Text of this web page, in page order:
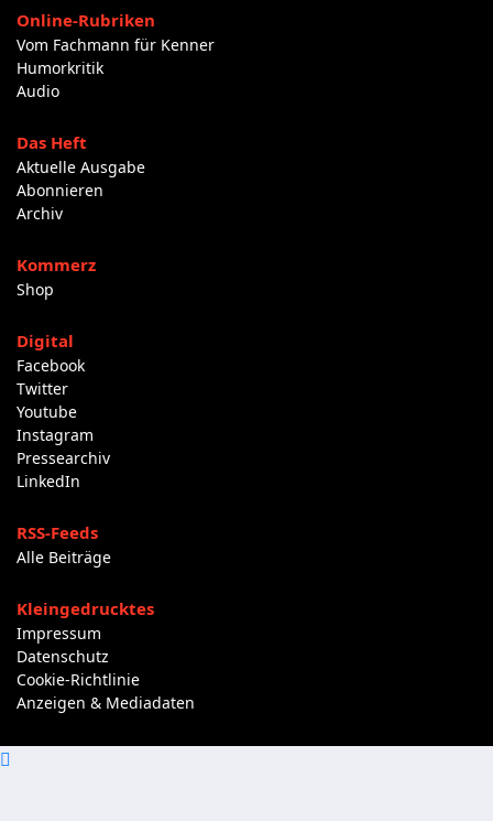
Online-Rubriken
Vom Fachmann für Kenner
Humorkritik
Audio
Das Heft
Aktuelle Ausgabe
Abonnieren
Archiv
Kommerz
Shop
Digital
Facebook
Twitter
Youtube
Instagram
Pressearchiv
LinkedIn
RSS-Feeds
Alle Beiträge
Kleingedrucktes
Impressum
Datenschutz
Cookie-Richtlinie
Anzeigen & Mediadaten